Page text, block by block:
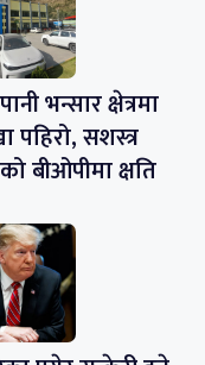
भन्सार क्षेत्रमा
पहिरो, सशस्त्र
बीओपीमा क्षति